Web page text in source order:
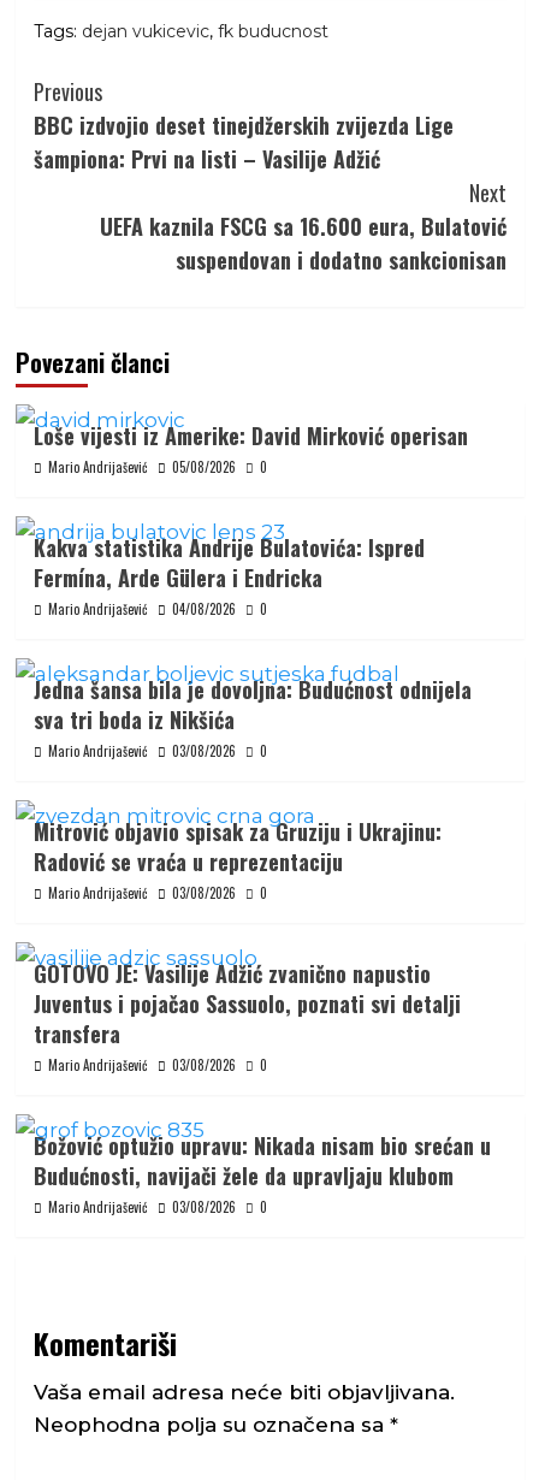
Tags: dejan vukicevic, fk buducnost
Continue
Reading
Previous
BBC izdvojio deset tinejdžerskih zvijezda Lige
šampiona: Prvi na listi – Vasilije Adžić
Next
UEFA kaznila FSCG sa 16.600 eura, Bulatović
suspendovan i dodatno sankcionisan
Povezani članci
Loše vijesti iz Amerike: David Mirković operisan
Mario Andrijašević 05/08/2026 0
Kakva statistika Andrije Bulatovića: Ispred
Fermína, Arde Gülera i Endricka
Mario Andrijašević 04/08/2026 0
Jedna šansa bila je dovoljna: Budućnost odnijela
sva tri boda iz Nikšića
Mario Andrijašević 03/08/2026 0
Mitrović objavio spisak za Gruziju i Ukrajinu:
Radović se vraća u reprezentaciju
Mario Andrijašević 03/08/2026 0
GOTOVO JE: Vasilije Adžić zvanično napustio
Juventus i pojačao Sassuolo, poznati svi detalji
transfera
Mario Andrijašević 03/08/2026 0
Božović optužio upravu: Nikada nisam bio srećan u
Budućnosti, navijači žele da upravljaju klubom
Mario Andrijašević 03/08/2026 0
Komentariši
Vaša email adresa neće biti objavljivana.
Neophodna polja su označena sa *